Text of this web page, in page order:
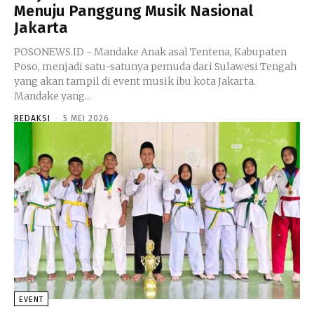
Menuju Panggung Musik Nasional
Jakarta
POSONEWS.ID - Mandake Anak asal Tentena, Kabupaten
Poso, menjadi satu-satunya pemuda dari Sulawesi Tengah
yang akan tampil di event musik ibu kota Jakarta.
Mandake yang...
REDAKSI - 5 MEI 2026
EVENT